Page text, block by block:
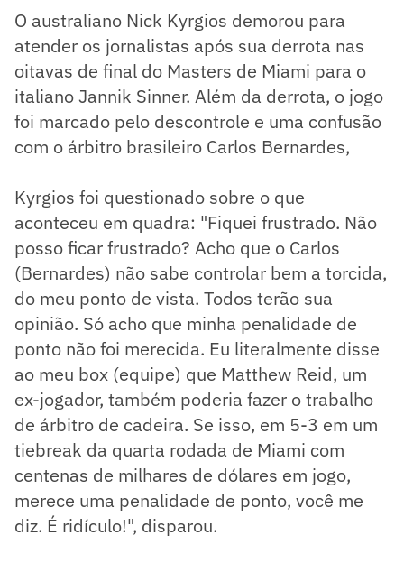
O australiano Nick Kyrgios demorou para
atender os jornalistas após sua derrota nas
oitavas de final do Masters de Miami para o
italiano Jannik Sinner. Além da derrota, o jogo
foi marcado pelo descontrole e uma confusão
com o árbitro brasileiro Carlos Bernardes,
Kyrgios foi questionado sobre o que
aconteceu em quadra: "Fiquei frustrado. Não
posso ficar frustrado? Acho que o Carlos
(Bernardes) não sabe controlar bem a torcida,
do meu ponto de vista. Todos terão sua
opinião. Só acho que minha penalidade de
ponto não foi merecida. Eu literalmente disse
ao meu box (equipe) que Matthew Reid, um
ex-jogador, também poderia fazer o trabalho
de árbitro de cadeira. Se isso, em 5-3 em um
tiebreak da quarta rodada de Miami com
centenas de milhares de dólares em jogo,
merece uma penalidade de ponto, você me
diz. É ridículo!", disparou.